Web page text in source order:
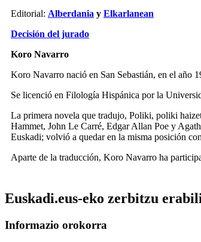
Editorial: Alberdania y Elkarlanean
Decisión del jurado
Koro Navarro
Koro Navarro nació en San Sebastián, en el año
Se licenció en Filología Hispánica por la
La primera novela que tradujo, Poliki, poliki
Hammet, John Le Carré, Edgar Allan Poe y
Euskadi; volvió a quedar en la misma posición
Aparte de la traducción, Koro Navarro ha
Euskadi.eus-eko zerbitzu
Informazio orokorra